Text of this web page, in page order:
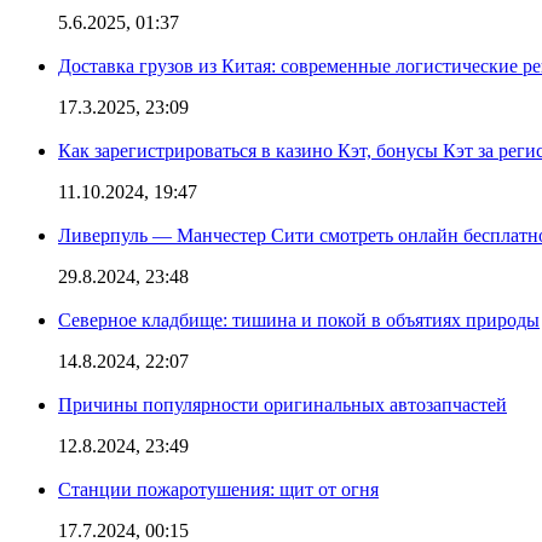
5.6.2025, 01:37
Доставка грузов из Китая: современные логистические
17.3.2025, 23:09
Как зарегистрироваться в казино Кэт, бонусы Кэт за
11.10.2024, 19:47
Ливерпуль — Манчестер Сити смотреть онлайн
29.8.2024, 23:48
Северное кладбище: тишина и покой в объятиях природы
14.8.2024, 22:07
Причины популярности оригинальных автозапчастей
12.8.2024, 23:49
Станции пожаротушения: щит от огня
17.7.2024, 00:15